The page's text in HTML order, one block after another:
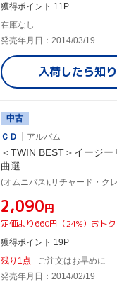
獲得ポイント 11P
在庫なし
発売年月日：2014/03/19
入荷したら知
中古
ＣＤ
アルバム
＜TWIN BEST＞イージ
曲選
¥2,090円
定価より660円（24%）おトク
獲得ポイント 19P
残り1点
ご注文はお早めに
発売年月日：2014/02/19